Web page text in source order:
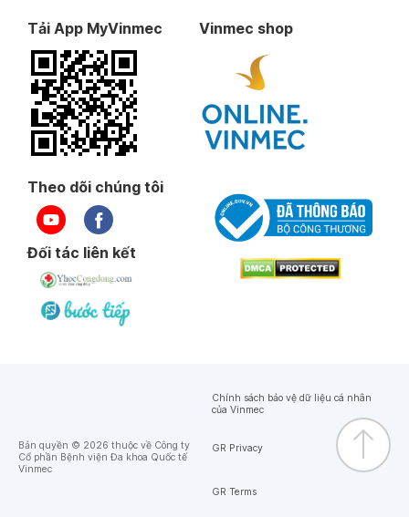
Tải App MyVinmec Vinmec shop
Theo dõi chúng tôi
Đối tác liên kết
Bản quyền © 2026 thuộc về Công ty
Cổ phần Bệnh viện Đa khoa Quốc tế
Vinmec
Chính sách bảo vệ dữ liệu cá nhân
của Vinmec
GR Privacy
GR Terms